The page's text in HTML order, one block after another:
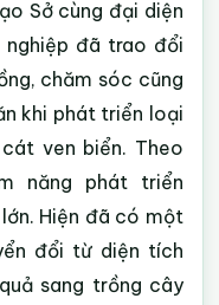
Sở cùng đại diện
nghiệp đã trao đổi
chăm sóc cũng
khi phát triển loại
ven biển. Theo
năng phát triển
Hiện đã có một
đổi từ diện tích
sang trồng cây